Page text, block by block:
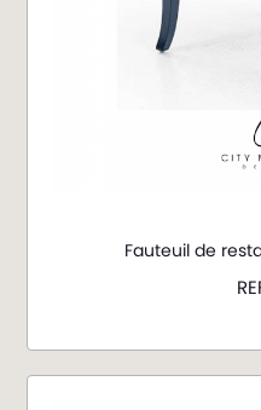
Fauteuil de